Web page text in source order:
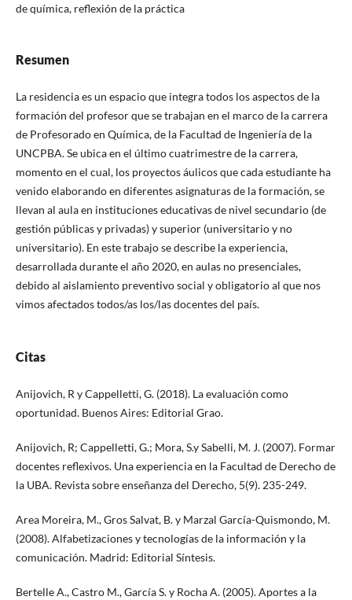
de química, reflexión de la práctica
Resumen
La residencia es un espacio que integra todos los aspectos de la
formación del profesor que se trabajan en el marco de la carrera
de Profesorado en Química, de la Facultad de Ingeniería de la
UNCPBA. Se ubica en el último cuatrimestre de la carrera,
momento en el cual, los proyectos áulicos que cada estudiante ha
venido elaborando en diferentes asignaturas de la formación, se
llevan al aula en instituciones educativas de nivel secundario (de
gestión públicas y privadas) y superior (universitario y no
universitario). En este trabajo se describe la experiencia,
desarrollada durante el año 2020, en aulas no presenciales,
debido al aislamiento preventivo social y obligatorio al que nos
vimos afectados todos/as los/las docentes del país.
Citas
Anijovich, R y Cappelletti, G. (2018). La evaluación como
oportunidad. Buenos Aires: Editorial Grao.
Anijovich, R; Cappelletti, G.; Mora, S.y Sabelli, M. J. (2007). Formar
docentes reflexivos. Una experiencia en la Facultad de Derecho de
la UBA. Revista sobre enseñanza del Derecho, 5(9). 235-249.
Area Moreira, M., Gros Salvat, B. y Marzal García-Quismondo, M.
(2008). Alfabetizaciones y tecnologías de la información y la
comunicación. Madrid: Editorial Síntesis.
Bertelle A., Castro M., García S. y Rocha A. (2005). Aportes a la